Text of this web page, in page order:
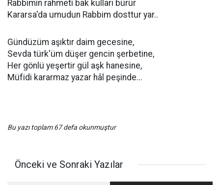
Rabbimin rahmeti bak kulları bürür
Kararsa'da umudun Rabbim dosttur yar..
Gündüzüm aşıktır daim gecesine,
Sevda türk'üm düşer gencin şerbetine,
Her gönlü yeşertir gül aşk hanesine,
Müfidi kararmaz yazar hâl peşinde...
Bu yazı toplam 67 defa okunmuştur
Önceki ve Sonraki Yazılar